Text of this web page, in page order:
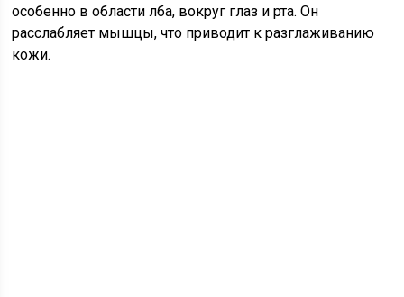
особенно в области лба, вокруг глаз и рта. Он
расслабляет мышцы, что приводит к разглаживанию
кожи.